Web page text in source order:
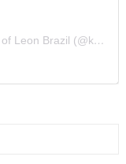
Uma publicação compartilhada por Kings of Leon Brazil (@kolbrazil)